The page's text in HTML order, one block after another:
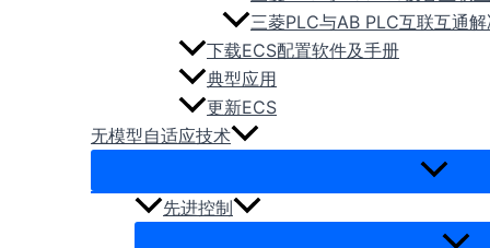
三菱PLC与AB PLC互联互通
下载ECS配置软件及手册
典型应用
更新ECS
无模型自适应技术
先进控制